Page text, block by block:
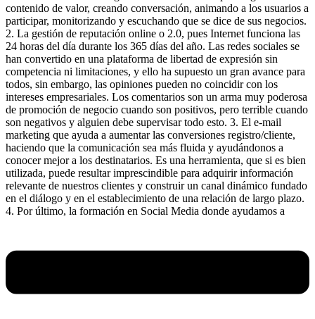
contenido de valor, creando conversación, animando a los usuarios a
participar, monitorizando y escuchando que se dice de sus negocios.
2. La gestión de reputación online o 2.0, pues Internet funciona las
24 horas del día durante los 365 días del año. Las redes sociales se
han convertido en una plataforma de libertad de expresión sin
competencia ni limitaciones, y ello ha supuesto un gran avance para
todos, sin embargo, las opiniones pueden no coincidir con los
intereses empresariales. Los comentarios son un arma muy poderosa
de promoción de negocio cuando son positivos, pero terrible cuando
son negativos y alguien debe supervisar todo esto. 3. El e-mail
marketing que ayuda a aumentar las conversiones registro/cliente,
haciendo que la comunicación sea más fluida y ayudándonos a
conocer mejor a los destinatarios. Es una herramienta, que si es bien
utilizada, puede resultar imprescindible para adquirir información
relevante de nuestros clientes y construir un canal dinámico fundado
en el diálogo y en el establecimiento de una relación de largo plazo.
4. Por último, la formación en Social Media donde ayudamos a